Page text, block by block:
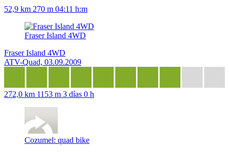
52,9 km 270 m 04:11 h:m
Fraser Island 4WD
Fraser Island 4WD
ATV-Quad, 03.09.2009
272,0 km 1153 m 3 días 0 h
Cozumel: quad bike